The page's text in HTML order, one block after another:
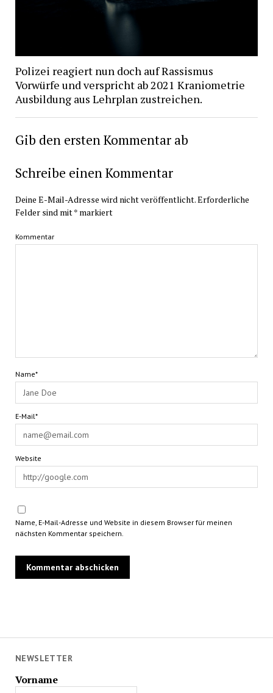
NEWSLETTER
Vorname
Polizei reagiert nun doch auf Rassismus
Vorwürfe und verspricht ab 2021 Kraniometrie
Ausbildung aus Lehrplan zustreichen.
Gib den ersten Kommentar ab
Schreibe einen Kommentar
Deine E-Mail-Adresse wird nicht veröffentlicht.Erforderliche
Felder sind mit*markiert
Kommentar
Name*
E-Mail*
Website
Name, E-Mail-Adresse und Website in diesem Browser für meinen
nächsten Kommentar speichern.